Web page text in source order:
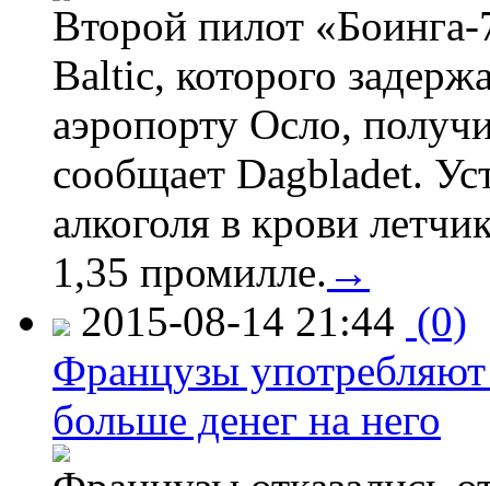
Второй пилот
Baltic, которого
аэропорту Осло,
сообщает Dagbladet.
алкоголя в крови
1,35 промилле. →
2015-08-14 21:44 (0)
Французы
больше денег на него